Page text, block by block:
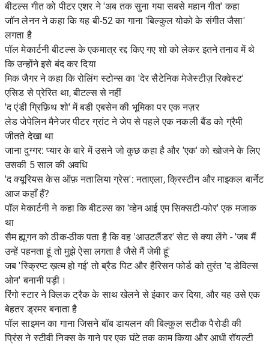
बीटल्स गीत को पीटर एशर ने 'अब तक सुना गया सबसे महान गीत' कहा
जॉन लेनन ने कहा कि यह बी-52 का गाना 'बिल्कुल योको के संगीत जैसा'
लगता है
पॉल मेकार्टनी बीटल्स के एकमात्र रद्द किए गए शो को लेकर इतने तनाव में थे
कि उन्होंने इसे बंद कर दिया
मिक जैगर ने कहा कि रोलिंग स्टोन्स का 'देर सैटेनिक मेजेस्टीज़ रिक्वेस्ट'
एसिड से प्रेरित था, बीटल्स से नहीं
'द एंडी ग्रिफ़िथ शो' में बडी एबसेन की भूमिका पर एक नज़र
लेड जेपेलिन मैनेजर पीटर ग्रांट ने जेप से पहले एक नकली बैंड को ग्रैमी
जीतते देखा था
जाना दुग्गर: प्यार के बारे में उसने जो कुछ कहा है और 'एक' को खोजने के लिए
उसकी 5 साल की अवधि
'द क्यूरियस केस ऑफ़ नतालिया ग्रेस': नताएला, क्रिस्टीन और माइकल बार्नेट
आज कहाँ हैं?
पॉल मेकार्टनी ने कहा कि बीटल्स का 'व्हेन आई एम सिक्सटी-फोर' एक मजाक
था
सैम ह्यूगन को ठीक-ठीक पता है कि वह 'आउटलैंडर' सेट से क्या लेंगे - 'जब मैं
उन्हें पहनता हूं तो मुझे ऐसा लगता है जैसे मैं जेमी हूं'
जब 'स्क्रिप्ट ख़त्म हो गई' तो ब्रैड पिट और हैरिसन फोर्ड को तुरंत 'द डेविल्स
ओन' बनानी पड़ी।
रिंगो स्टार ने क्लिक ट्रैक के साथ खेलने से इंकार कर दिया, और यह उसे एक
बेहतर ड्रमर बनाता है
पॉल साइमन का गाना जिसने बॉब डायलन की बिल्कुल सटीक पैरोडी की
प्रिंस ने स्टीवी निक्स के गाने पर एक घंटे तक काम किया और आधी रॉयल्टी